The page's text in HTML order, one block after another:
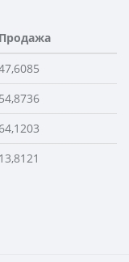
Продажа
54,8736
13,8121